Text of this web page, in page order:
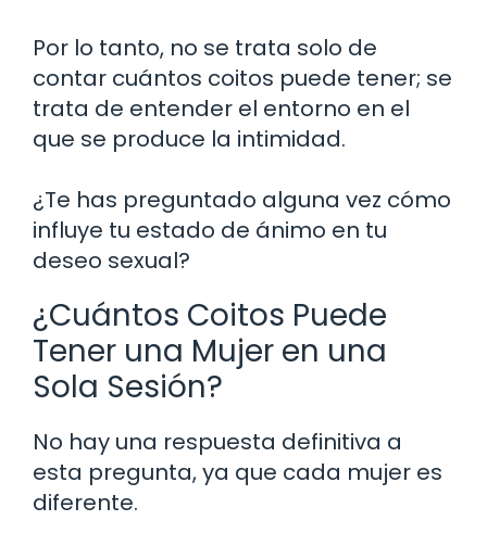
Por lo tanto, no se trata solo de
contar cuántos coitos puede tener; se
trata de entender el entorno en el
que se produce la intimidad.
¿Te has preguntado alguna vez cómo
influye tu estado de ánimo en tu
deseo sexual?
¿Cuántos Coitos Puede
Tener una Mujer en una
Sola Sesión?
No hay una respuesta definitiva a
esta pregunta, ya que cada mujer es
diferente.